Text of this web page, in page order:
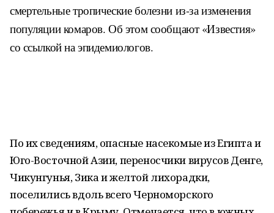
смертельные тропические болезни из-за изменения
популяции комаров. Об этом сообщают «Известия»
со ссылкой на эпидемиологов.
По их сведениям, опасные насекомые из Египта и
Юго-Восточной Азии, переносчики вирусов Денге,
Чикунгунья, Зика и желтой лихорадки,
поселились вдоль всего Черноморского